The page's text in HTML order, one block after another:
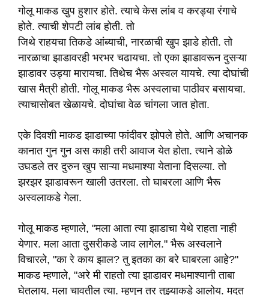
गोलू माकड खुप हुशार होते. त्याचे केस लांब व करड्या रंगाचे
होते. त्याची शेपटी लांब होती. तो
जिथे राहयचा तिकडे आंब्याची, नारळाची खुप झाडे होती. तो
नारळाचा झाडावरही भरभर चढायचा. तो एका झाडावरून दुसऱ्या
झाडावर उड्या मारायचा. तिथेच भैरू अस्वल यायचे. त्या दोघांची
खास मैत्री होती. गोलू माकड भैरू अस्वलाचा पाठीवर बसायचा.
त्याचासोबत खेळायचे. दोघांचा वेळ चांगला जात होता.
एके दिवशी माकड झाडाच्या फांदीवर झोपले होते. आणि अचानक
कानात गुन गुन अस काही तरी आवाज येत होता. त्याने डोळे
उघडले तर दुरुन खुप साऱ्या मधमाश्या येताना दिसल्या. तो
झरझर झाडावरून खाली उतरला. तो घाबरला आणि भैरू
अस्वलाकडे गेला.
गोलू माकड म्हणाले, "मला आता त्या झाडाचा येथे राहता नाही
येणार. मला आता दुसरीकडे जाव लागेल." भैरू अस्वलाने
विचारले, "का रे काय झाल? तु इतका का बरे घाबरला आहे?"
माकड म्हणाले, "अरे मी राहतो त्या झाडावर मधमाश्यानी ताबा
घेतलाय. मला चावतील त्या. म्हणुन तर तुझ्याकडे आलोय. मदत